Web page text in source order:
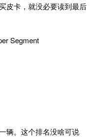
皮卡，就没必要读到最后
Segment
辆。这个排名没啥可说